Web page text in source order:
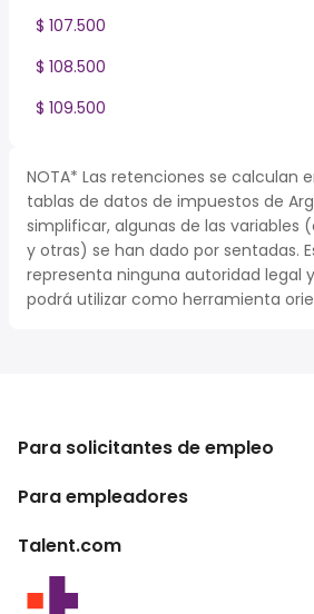
$ 107.500
$ 108.500
$ 109.500
NOTA* Las retenciones se calculan
tablas de datos de impuestos de
simplificar, algunas de las variables
y otras) se han dado por sentadas.
representa ninguna autoridad legal
podrá utilizar como herramienta
Para solicitantes de empleo
Buscador de trabajo
Conversor de salario
Para empleadores
Empresa
Talent.com
Otros países